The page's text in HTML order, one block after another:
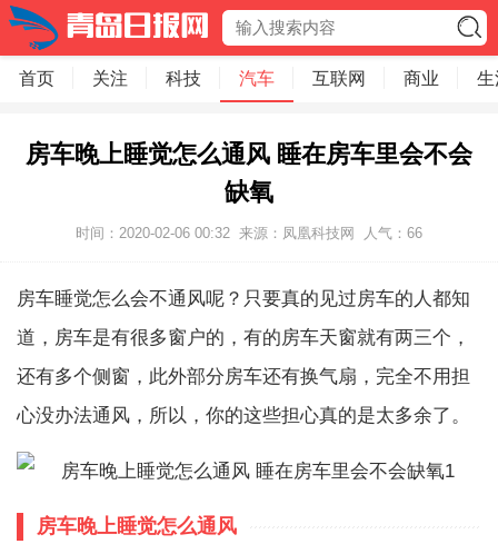
首页 关注 科技 汽车 互联网 商业 生
房车晚上睡觉怎么通风 睡在房车里会不会
缺氧
时间：2020-02-06 00:32 来源：凤凰科技网 人气： 66
房车睡觉怎么会不通风呢？只要真的见过房车的人都知
道，房车是有很多窗户的，有的房车天窗就有两三个，
还有多个侧窗，此外部分房车还有换气扇，完全不用担
心没办法通风，所以，你的这些担心真的是太多余了。
房车晚上睡觉怎么通风